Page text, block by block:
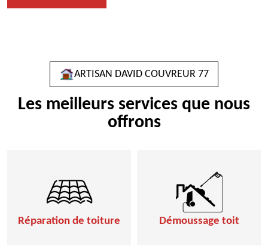
ARTISAN DAVID COUVREUR 77
Les meilleurs services que nous
offrons
Réparation de toiture Démoussage toit